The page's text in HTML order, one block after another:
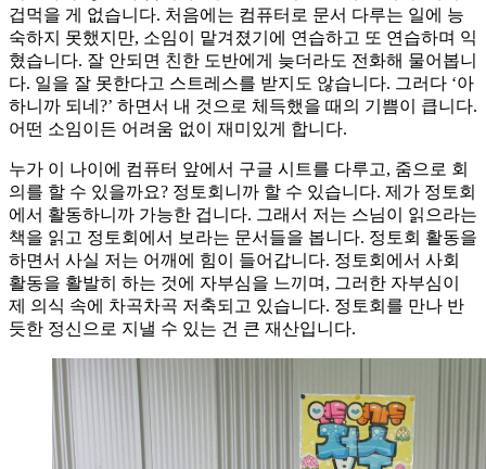
겁먹을 게 없습니다. 처음에는 컴퓨터로 문서 다루는 일에 능
숙하지 못했지만, 소임이 맡겨졌기에 연습하고 또 연습하며 익
혔습니다. 잘 안되면 친한 도반에게 늦더라도 전화해 물어봅니
다. 일을 잘 못한다고 스트레스를 받지도 않습니다. 그러다 ‘아
하니까 되네?’ 하면서 내 것으로 체득했을 때의 기쁨이 큽니다.
어떤 소임이든 어려움 없이 재미있게 합니다.
누가 이 나이에 컴퓨터 앞에서 구글 시트를 다루고, 줌으로 회
의를 할 수 있을까요? 정토회니까 할 수 있습니다. 제가 정토회
에서 활동하니까 가능한 겁니다. 그래서 저는 스님이 읽으라는
책을 읽고 정토회에서 보라는 문서들을 봅니다. 정토회 활동을
하면서 사실 저는 어깨에 힘이 들어갑니다. 정토회에서 사회
활동을 활발히 하는 것에 자부심을 느끼며, 그러한 자부심이
제 의식 속에 차곡차곡 저축되고 있습니다. 정토회를 만나 반
듯한 정신으로 지낼 수 있는 건 큰 재산입니다.